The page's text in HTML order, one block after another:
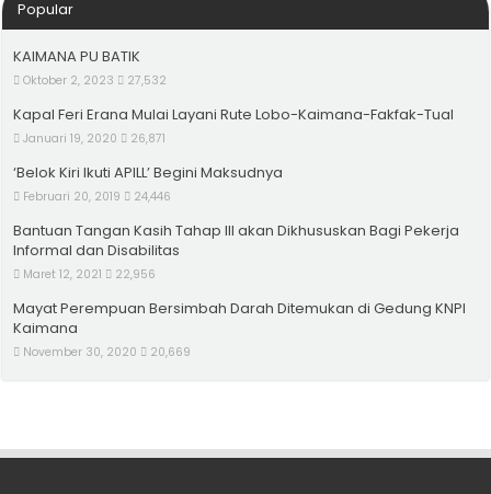
Popular
KAIMANA PU BATIK
Oktober 2, 2023 27,532
Kapal Feri Erana Mulai Layani Rute Lobo-Kaimana-Fakfak-Tual
Januari 19, 2020 26,871
‘Belok Kiri Ikuti APILL’ Begini Maksudnya
Februari 20, 2019 24,446
Bantuan Tangan Kasih Tahap III akan Dikhususkan Bagi Pekerja
Informal dan Disabilitas
Maret 12, 2021 22,956
Mayat Perempuan Bersimbah Darah Ditemukan di Gedung KNPI
Kaimana
November 30, 2020 20,669